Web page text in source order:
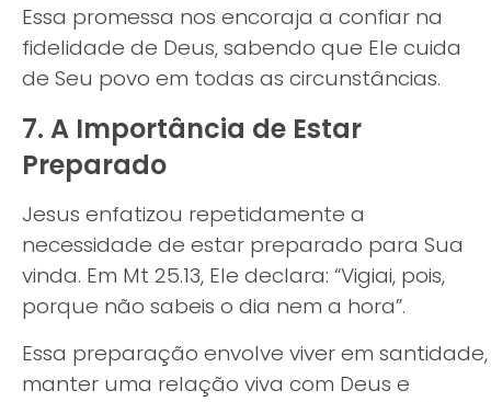
Essa promessa nos encoraja a confiar na
fidelidade de Deus, sabendo que Ele cuida
de Seu povo em todas as circunstâncias.
7. A Importância de Estar
Preparado
Jesus enfatizou repetidamente a
necessidade de estar preparado para Sua
vinda. Em Mt 25.13, Ele declara: “Vigiai, pois,
porque não sabeis o dia nem a hora”.
Essa preparação envolve viver em santidade,
manter uma relação viva com Deus e